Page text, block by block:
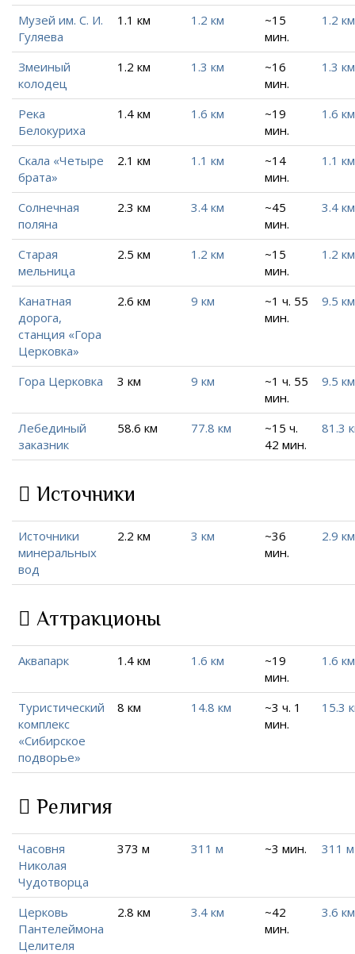
Музей им. С. И.
Гуляева
1.1 км 1.2 км
~15
мин.
1.2 км
Змеиный
колодец
1.2 км 1.3 км
~16
мин.
1.3 км
Река
Белокуриха
1.4 км 1.6 км
~19
мин.
1.6 км
Скала «Четыре
брата»
2.1 км 1.1 км
~14
мин.
1.1 км
Солнечная
поляна
2.3 км 3.4 км
~45
мин.
3.4 км
Старая
мельница
2.5 км 1.2 км
~15
мин.
1.2 км
Канатная
дорога,
станция «Гора
Церковка»
2.6 км 9 км
~1 ч. 55
мин.
9.5 км
Гора Церковка 3 км 9 км
~1 ч. 55
мин.
9.5 км
Лебединый
заказник
58.6 км 77.8 км
~15 ч.
42 мин.
81.3
Источники
Источники
минеральных
вод
2.2 км 3 км
~36
мин.
2.9 км
Аттракционы
Аквапарк 1.4 км 1.6 км
~19
мин.
1.6 км
Туристический
комплекс
«Сибирское
подворье»
8 км 14.8 км
~3 ч. 1
мин.
15.3
Религия
Часовня
Николая
Чудотворца
373 м 311 м ~3 мин. 311 м
Церковь
Пантелеймона
Целителя
2.8 км 3.4 км
~42
мин.
3.6 км